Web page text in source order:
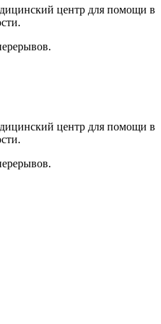
центр для помощи в
центр для помощи в